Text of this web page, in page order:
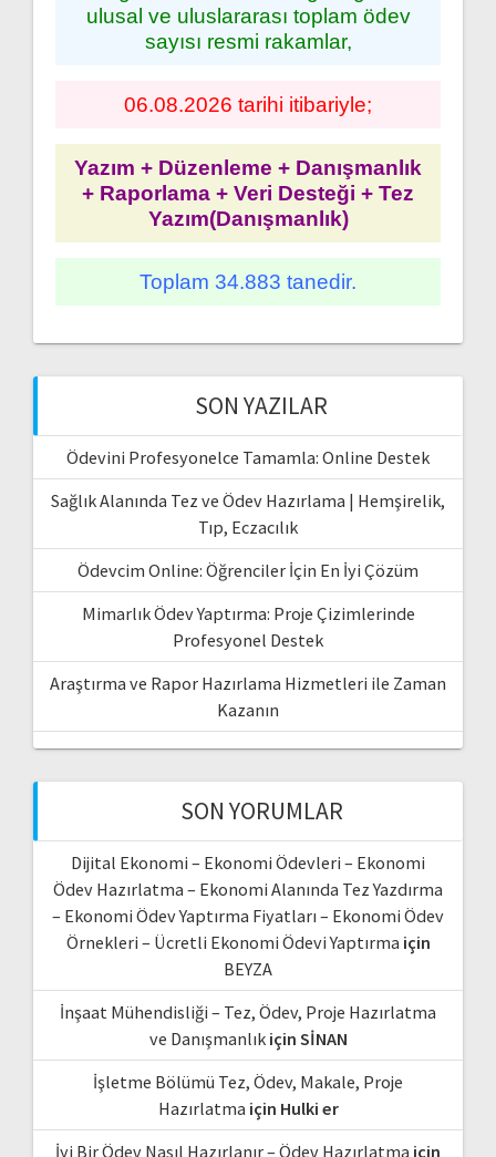
ulusal ve uluslararası toplam ödev
sayısı resmi rakamlar,
06.08.2026 tarihi itibariyle;
Yazım + Düzenleme + Danışmanlık
+ Raporlama + Veri Desteği + Tez
Yazım(Danışmanlık)
Toplam 34.883 tanedir.
SON YAZILAR
Ödevini Profesyonelce Tamamla: Online Destek
Sağlık Alanında Tez ve Ödev Hazırlama | Hemşirelik,
Tıp, Eczacılık
Ödevcim Online: Öğrenciler İçin En İyi Çözüm
Mimarlık Ödev Yaptırma: Proje Çizimlerinde
Profesyonel Destek
Araştırma ve Rapor Hazırlama Hizmetleri ile Zaman
Kazanın
SON YORUMLAR
Dijital Ekonomi – Ekonomi Ödevleri – Ekonomi
Ödev Hazırlatma – Ekonomi Alanında Tez Yazdırma
– Ekonomi Ödev Yaptırma Fiyatları – Ekonomi Ödev
Örnekleri – Ücretli Ekonomi Ödevi Yaptırma için
BEYZA
İnşaat Mühendisliği – Tez, Ödev, Proje Hazırlatma
ve Danışmanlıkiçin SİNAN
İşletme Bölümü Tez, Ödev, Makale, Proje
Hazırlatma için Hulki er
İyi Bir Ödev Nasıl Hazırlanır – Ödev Hazırlatma için